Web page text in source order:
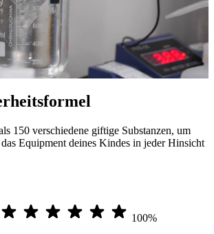
150 verschiedene giftige Substanzen, um
das Equipment deines Kindes in jeder Hinsicht
100%